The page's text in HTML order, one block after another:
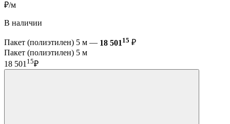
₽/м
В наличии
Пакет (полиэтилен) 5 м — 18 501 15 ₽
Пакет (полиэтилен) 5 м
18 501 15₽